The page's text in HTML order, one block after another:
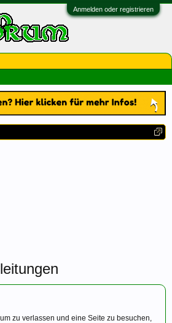
Anmelden oder registrieren
zu verlassen und eine Seite zu besuchen,